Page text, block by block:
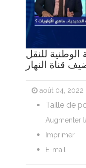
الوطنية للنقل
قناة النهار
août 04, 2022
Taille de
Augmenter
Imprimer
E-mail